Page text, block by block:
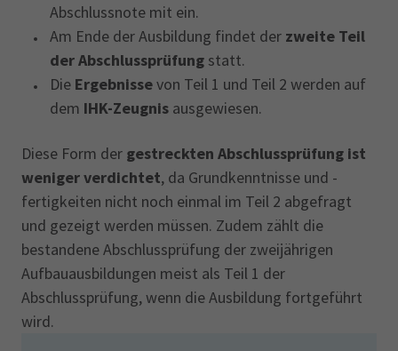
Abschlussnote mit ein.
Am Ende der Ausbildung findet der zweite Teil
der Abschlussprüfung statt.
Die Ergebnissevon Teil 1 und Teil 2 werden auf
dem IHK-Zeugnis ausgewiesen.
Diese Form der gestreckten Abschlussprüfung ist
weniger verdichtet, da Grundkenntnisse und -
fertigkeiten nicht noch einmal im Teil 2 abgefragt
und gezeigt werden müssen. Zudem zählt die
bestandene Abschlussprüfung der zweijährigen
Aufbauausbildungen meist als Teil 1 der
Abschlussprüfung, wenn die Ausbildung fortgeführt
wird.